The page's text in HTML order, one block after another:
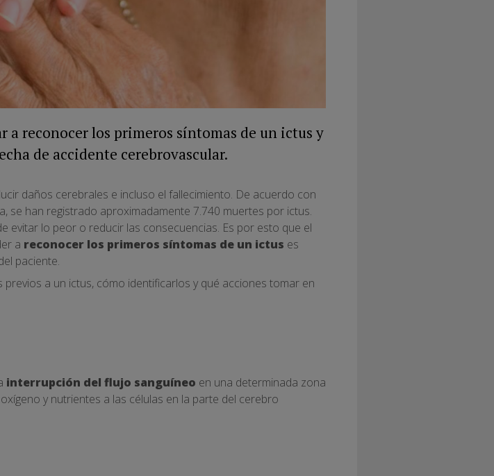
a reconocer los primeros síntomas de un ictus y
de accidente cerebrovascular.
daños cerebrales e incluso el fallecimiento. De acuerdo con
se han registrado aproximadamente 7.740 muertes por ictus.
evitar lo peor o reducir las consecuencias. Es por esto que el
a reconocer los primeros síntomas de un ictus es
paciente.
a un ictus, cómo identificarlos y qué acciones tomar en
interrupción del flujo sanguíneo en una determinada zona
y nutrientes a las células en la parte del cerebro